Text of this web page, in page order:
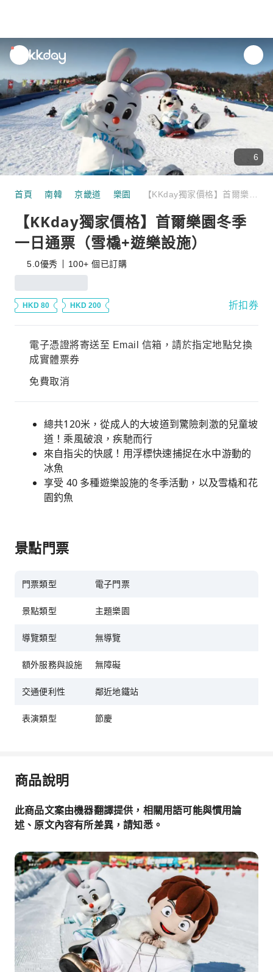
unread
notifications
6
首頁 南韓 京畿道 樂園
【KKday獨家價格】首爾樂園冬季
一日通票（雪橇+遊樂設施）
5.0優秀 100+ 個已訂購
HKD 80 HKD 200 折扣券
電子憑證將寄送至 Email 信箱，請於指定地點兌換
成實體票券
免費取消
總共120米，從成人的大坡道到驚險刺激的兒童坡
道！乘風破浪，疾馳而行
來自指尖的快感！用浮標快速捕捉在水中游動的
冰魚
享受 40 多種遊樂設施的冬季活動，以及雪橇和花
園釣魚
景點門票
門票類型 電子門票
景點類型 主題樂園
導覽類型 無導覽
額外服務與設施 無障礙
交通便利性 鄰近地鐵站
表演類型 節慶
商品說明
此商品文案由機器翻譯提供，相關用語可能與慣用論
述、原文內容有所差異，請知悉。